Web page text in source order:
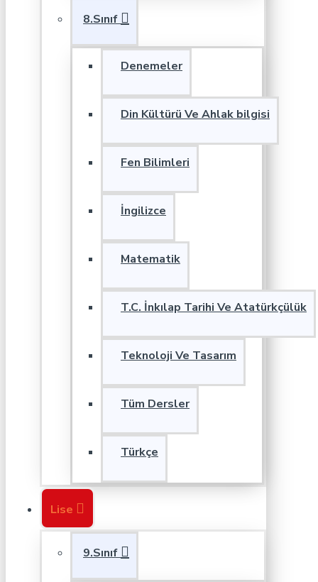
8.Sınıf
Denemeler
Din Kültürü Ve Ahlak bilgisi
Fen Bilimleri
İngilizce
Matematik
T.C. İnkılap Tarihi Ve Atatürkçülük
Teknoloji Ve Tasarım
Tüm Dersler
Türkçe
Lise
9.Sınıf